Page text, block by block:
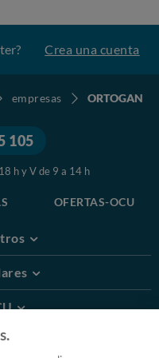
Crea una cuenta
empresas ORTOGAN
105
h y V de 9 a 14 h
OFERTAS-OCU